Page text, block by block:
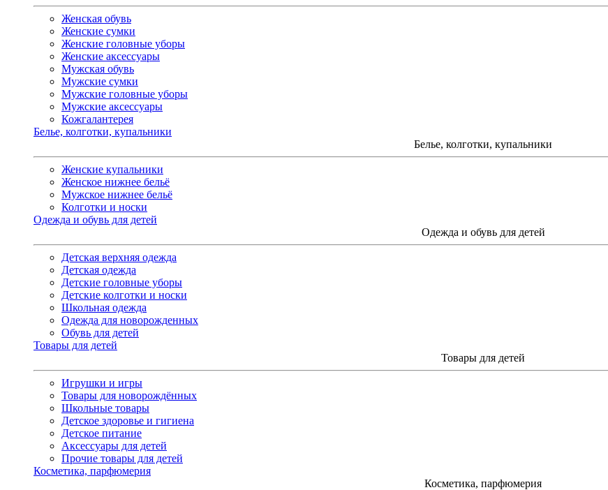
Женская обувь
Женские сумки
Женские головные уборы
Женские аксессуары
Мужская обувь
Мужские сумки
Мужские головные уборы
Мужские аксессуары
Кожгалантерея
Белье, колготки, купальники
Белье, колготки, купальники
Женские купальники
Женское нижнее бельё
Мужское нижнее бельё
Колготки и носки
Одежда и обувь для детей
Одежда и обувь для детей
Детская верхняя одежда
Детская одежда
Детские головные уборы
Детские колготки и носки
Школьная одежда
Одежда для новорожденных
Обувь для детей
Товары для детей
Товары для детей
Игрушки и игры
Товары для новорождённых
Школьные товары
Детское здоровье и гигиена
Детское питание
Аксессуары для детей
Прочие товары для детей
Косметика, парфюмерия
Косметика, парфюмерия